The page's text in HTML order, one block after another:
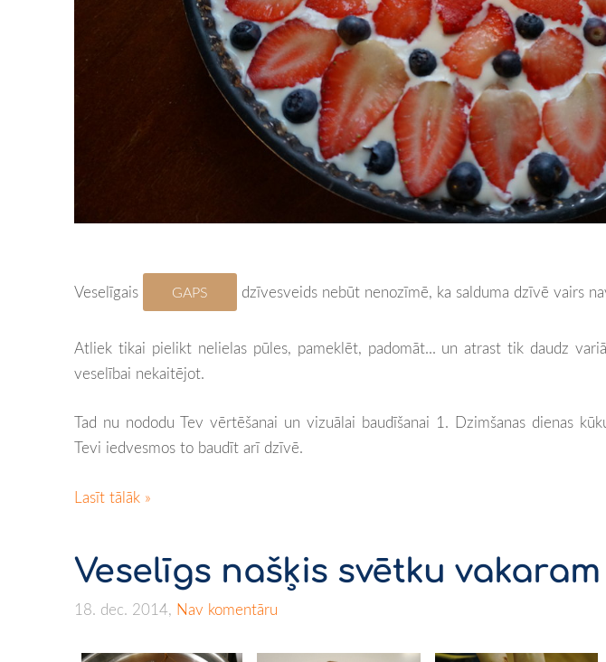
Veselīgais GAPS dzīvesveids nebūt nenozīmē, ka salduma dzīvē vairs
Atliek tikai pielikt nelielas pūles, pameklēt, padomāt... un atrast tik daudz
veselībai nekaitējot.
Tad nu nododu Tev vērtēšanai un vizuālai baudīšanai 1. Dzimšanas dienas
Tevi iedvesmos to baudīt arī dzīvē.
Lasīt tālāk »
Veselīgs našķis svētku vakaram
18. dec. 2014, Nav komentāru